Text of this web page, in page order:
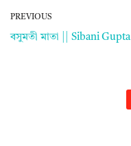
PREVIOUS
বসুমতী মাতা || Sibani Gupta